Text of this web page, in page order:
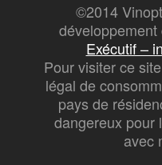
©2014
Exécutif –
Pour visiter ce
légal de
pays de
dangereux pour
avec